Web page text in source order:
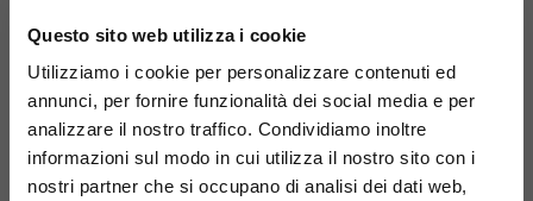
Questo sito web utilizza i cookie
Utilizziamo i cookie per personalizzare contenuti ed
annunci, per fornire funzionalità dei social media e per
analizzare il nostro traffico. Condividiamo inoltre
informazioni sul modo in cui utilizza il nostro sito con i
nostri partner che si occupano di analisi dei dati web,
Prodotti
Ecco un'area
dedicata a una
selezione di
prodotti pensati
Cestino
Adelina la
Lumachina
G549